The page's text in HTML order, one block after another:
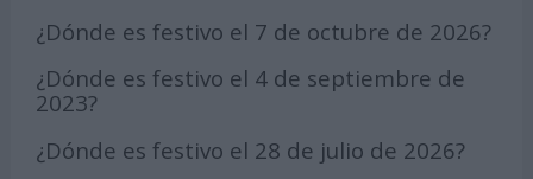
¿Dónde es festivo el 7 de octubre de 2026?
¿Dónde es festivo el 4 de septiembre de
2023?
¿Dónde es festivo el 28 de julio de 2026?